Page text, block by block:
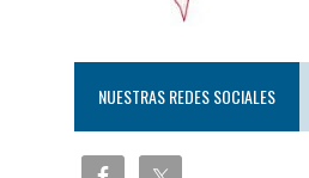
NUESTRAS REDES SOCIALES